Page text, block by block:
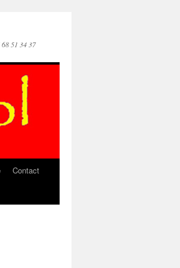
51 34 37
Contact